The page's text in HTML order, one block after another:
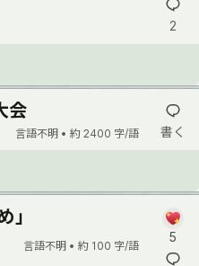
2
会
言語不明 • 約 2400 字/語 書く
」
言語不明 • 約 100 字/語
5